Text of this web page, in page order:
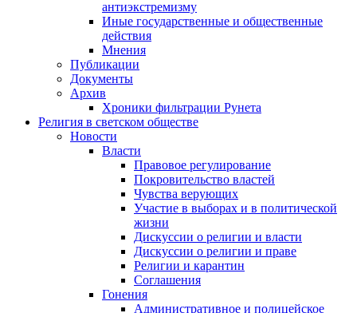
антиэкстремизму
Иные государственные и общественные
действия
Мнения
Публикации
Документы
Архив
Хроники фильтрации Рунета
Религия в светском обществе
Новости
Власти
Правовое регулирование
Покровительство властей
Чувства верующих
Участие в выборах и в политической
жизни
Дискуссии о религии и власти
Дискуссии о религии и праве
Религии и карантин
Соглашения
Гонения
Административное и полицейское